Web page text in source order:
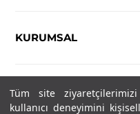
Tüm site
kullanıcı deneyimini
KURUMSAL
YASAL